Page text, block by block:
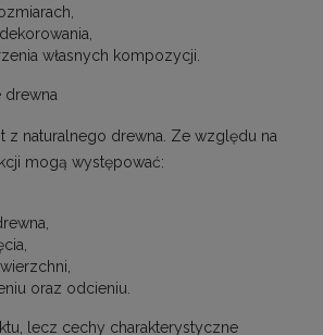
własnych kompozycji.
drewna
z naturalnego drewna. Ze względu na
mogą występować:
oraz odcieniu.
lecz cechy charakterystyczne